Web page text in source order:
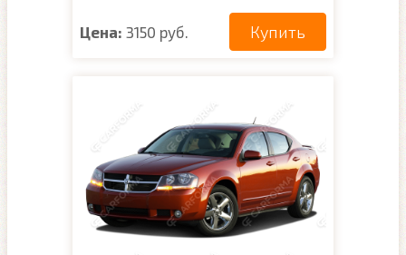
Цена: 3150 руб. Купить